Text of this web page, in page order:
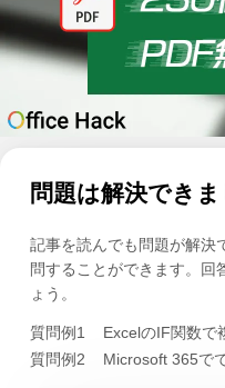
問題は解決でき
記事を読んでも問題が解決
問することができます。回
ょう。
質問例1
ExcelのIF関数で
質問例2
Microsoft 365で